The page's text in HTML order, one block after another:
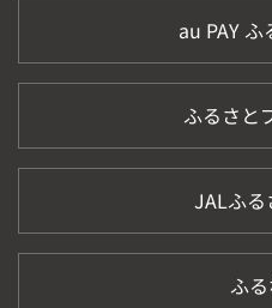
au PAY
ふるさと
JALふ
ふ